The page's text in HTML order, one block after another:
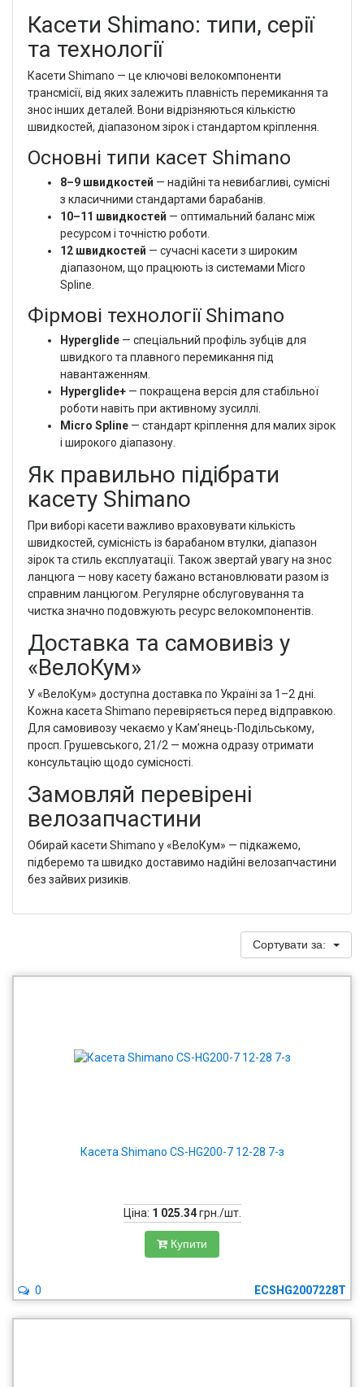
Касети Shimano: типи, серії
та технології
Касети Shimano — це ключові велокомпоненти
трансмісії, від яких залежить плавність перемикання та
знос інших деталей. Вони відрізняються кількістю
швидкостей, діапазоном зірок і стандартом кріплення.
Основні типи касет Shimano
8–9 швидкостей — надійні та невибагливі, сумісні
з класичними стандартами барабанів.
10–11 швидкостей — оптимальний баланс між
ресурсом і точністю роботи.
12 швидкостей — сучасні касети з широким
діапазоном, що працюють із системами Micro
Spline.
Фірмові технології Shimano
Hyperglide— спеціальний профіль зубців для
швидкого та плавного перемикання під
навантаженням.
Hyperglide+— покращена версія для стабільної
роботи навіть при активному зусиллі.
Micro Spline— стандарт кріплення для малих зірок
і широкого діапазону.
Як правильно підібрати
касету Shimano
При виборі касети важливо враховувати кількість
швидкостей, сумісність із барабаном втулки, діапазон
зірок та стиль експлуатації. Також звертай увагу на знос
ланцюга — нову касету бажано встановлювати разом із
справним ланцюгом. Регулярне обслуговування та
чистка значно подовжують ресурс велокомпонентів.
Доставка та самовивіз у
«ВелоКум»
У «ВелоКум» доступна доставка по Україні за 1–2 дні.
Кожна касета Shimano перевіряється перед відправкою.
Для самовивозу чекаємо у Кам’янець-Подільському,
просп. Грушевського, 21/2 — можна одразу отримати
консультацію щодо сумісності.
Замовляй перевірені
велозапчастини
Обирай касети Shimano у «ВелоКум» — підкажемо,
підберемо та швидко доставимо надійні велозапчастини
без зайвих ризиків.
Сортувати за:
Касета Shimano CS-HG200-7 12-28 7-з
Ціна: 1 025.34грн./шт.
Купити
ECSHG2007228T
0